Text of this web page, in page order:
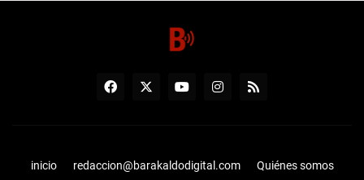
inicio redaccion@barakaldodigital.com
Quiénes somos